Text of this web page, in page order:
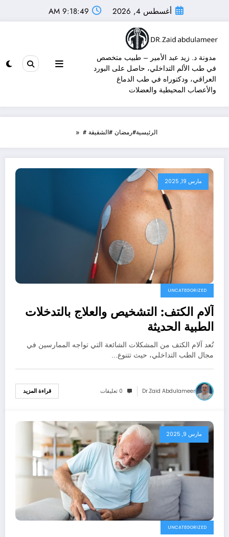
أغسطس 4, 2026 9:18:50 AM
مدونة د. زيد عبد الأمير – طبيب متخصص
في طب الألم التداخلي، حاصل على البورد
العراقي، ودكتوراه في طب الدماغ
والأعصاب المحيطية والعضلات
الرئيسية#رمضان #الشقيقة #
مارس 19, 2025
UNCATEGORIZED
آلام الكتف: التشخيص والعلاج بالتدخلات
الطبية الحديثة
تُعد آلام الكتف من المشكلات الشائعة التي تواجه الممارسين في
مجال الطب التداخلي، حيث تتنوع…
Dr.zaid Abdulameer 0 تعليقات قراءة المزيد
مارس 9, 2025
UNCATEGORIZED